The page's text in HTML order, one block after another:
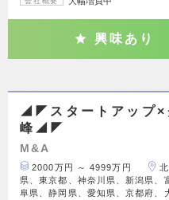
興味あり
◢◤スタートアップ×
峰◢◤
M&A
2000万円 ～ 4999万円
県、東京都、神奈川県、新潟県、
阜県、静岡県、愛知県、京都府、